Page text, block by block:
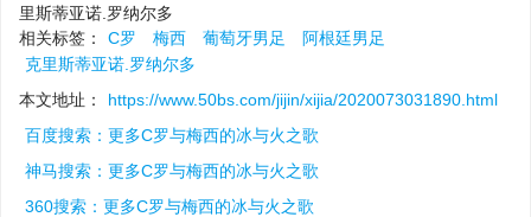
里斯蒂亚诺.罗纳尔多
相关标签：
C罗 梅西 葡萄牙男足
阿根廷男足
克里斯蒂亚诺.罗纳尔多
本文地址：
https://www.50bs.com/jijin/xijia/2020073031890.html
百度搜索：更多C罗与梅西的冰与火之歌
神马搜索：更多C罗与梅西的冰与火之歌
360搜索：更多C罗与梅西的冰与火之歌